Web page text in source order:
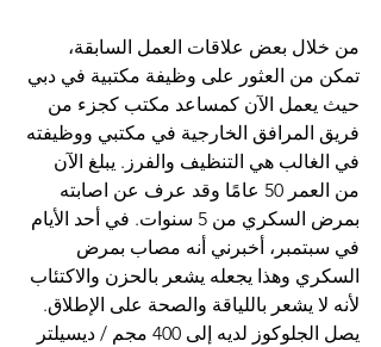
من خلال بعض علاقات العمل السابقة،
تمكن من العثور على وظيفة مكتبية في دبي
حيث يعمل الآن كمساعد مكتب كجزء من
فريق المرافق الخارجية في مكتبي ووظيفته
في الغالب هي التنظيف والفرز. يبلغ الآن
من العمر 50 عامًا وقد عرف عن اصابته
بمرض السكري من 5 سنوات. في أحد الأيام
في سبتمبر، أخبرني أنه مصاب بمرض
السكري وهذا يجعله يشعر بالحزن والاكتئاب
لأنه لا يشعر باللياقة والصحة على الإطلاق.
يصل الجلوكوز لديه إلى 400 مجم / ديسيلتر